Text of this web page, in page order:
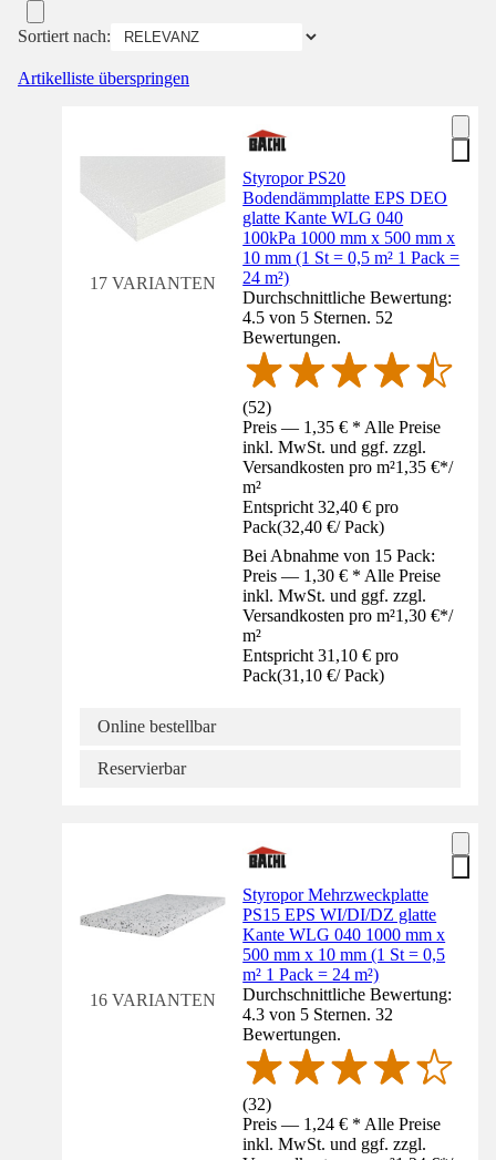
Sortiert nach:
Artikelliste überspringen
17 VARIANTEN
Styropor PS20
Bodendämmplatte EPS DEO
glatte Kante WLG 040
100kPa 1000 mm x 500 mm x
10 mm (1 St = 0,5 m² 1 Pack =
24 m²)
Durchschnittliche Bewertung:
4.5 von 5 Sternen. 52
Bewertungen.
(52)
Preis — 1,35 € * Alle Preise
inkl. MwSt. und ggf. zzgl.
Versandkosten pro m²1,35 €*/
m²
Entspricht 32,40 € pro
Pack(32,40 €/ Pack)
Bei Abnahme von 15 Pack:
Preis — 1,30 € * Alle Preise
inkl. MwSt. und ggf. zzgl.
Versandkosten pro m²1,30 €*/
m²
Entspricht 31,10 € pro
Pack(31,10 €/ Pack)
Online bestellbar
Reservierbar
16 VARIANTEN
Styropor Mehrzweckplatte
PS15 EPS WI/DI/DZ glatte
Kante WLG 040 1000 mm x
500 mm x 10 mm (1 St = 0,5
m² 1 Pack = 24 m²)
Durchschnittliche Bewertung:
4.3 von 5 Sternen. 32
Bewertungen.
(32)
Preis — 1,24 € * Alle Preise
inkl. MwSt. und ggf. zzgl.